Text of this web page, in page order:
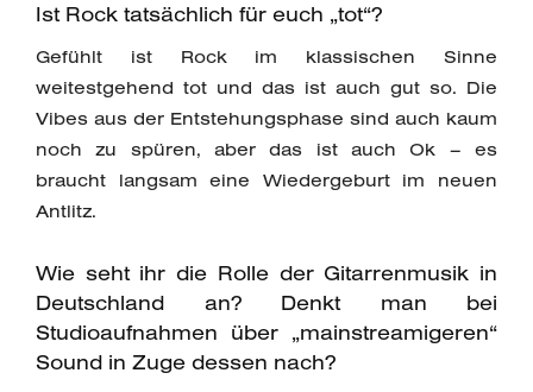
Ist Rock tatsächlich für euch „tot“?
Gefühlt ist Rock im klassischen Sinne
weitestgehend tot und das ist auch gut so. Die
Vibes aus der Entstehungsphase sind auch kaum
noch zu spüren, aber das ist auch Ok – es
braucht langsam eine Wiedergeburt im neuen
Antlitz.
Wie seht ihr die Rolle der Gitarrenmusik in
Deutschland an? Denkt man bei
Studioaufnahmen über „mainstreamigeren“
Sound in Zuge dessen nach?